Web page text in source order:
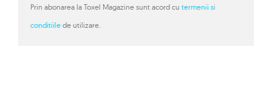
Prin abonarea la Toxel Magazine sunt acord cu termenii si
conditiile de utilizare.